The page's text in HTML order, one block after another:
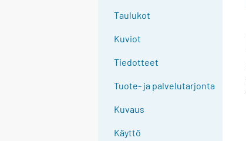
Taulukot
Kuviot
Tiedotteet
Tuote- ja palvelutarjonta
Kuvaus
Käyttö